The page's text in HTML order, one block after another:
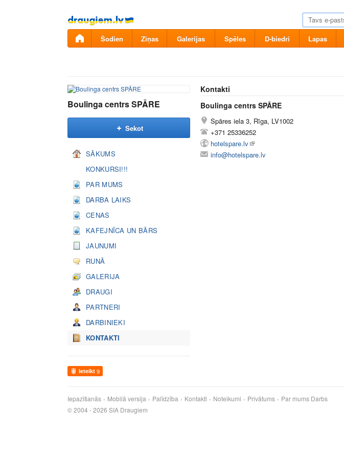
Pāriet
uz
saturu
Šodien Ziņas Galerijas Spēles D-biedri Lapas
Boulinga centrs SPĀRE
Sekot
SĀKUMS
KONKURSI!!!
PAR MUMS
DARBA LAIKS
CENAS
KAFEJNĪCA UN BĀRS
JAUNUMI
RUNĀ
GALERIJA
DRAUGI
PARTNERI
DARBINIEKI
KONTAKTI
Ieteikt 9
Kontakti
Boulinga centrs SPĀRE
Spāres iela 3, Rīga, LV1002
+371 25336252
hotelspare.lv
info@hotelspare.lv
Iepazīšanās Mobilā versija Palīdzība Kontakti Noteikumi Privātums Par mums Darbs
© 2004 - 2026 SIA Draugiem